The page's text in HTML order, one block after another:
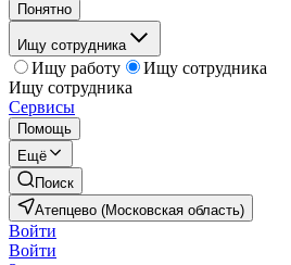
Понятно
Ищу сотрудника
Ищу работу
Ищу сотрудника
Ищу сотрудника
Сервисы
Помощь
Ещё
Поиск
Атепцево (Московская область)
Войти
Войти